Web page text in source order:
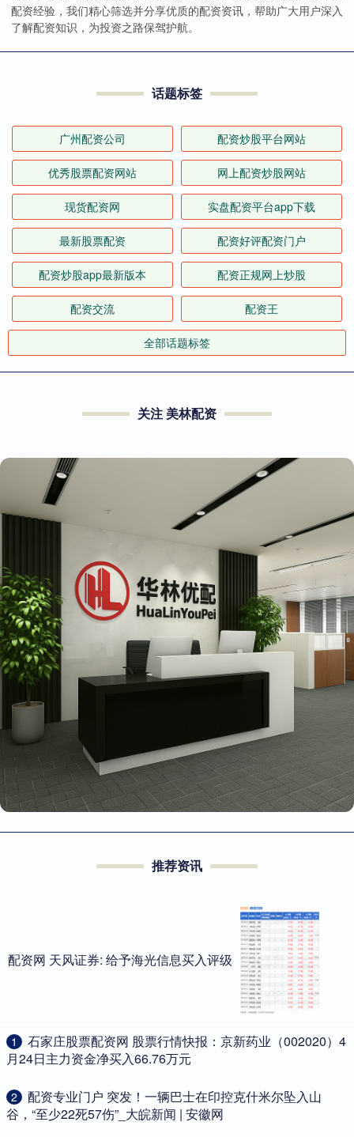
配资经验，我们精心筛选并分享优质的配资资讯，帮助广大用户深入
了解配资知识，为投资之路保驾护航。
话题标签
广州配资公司 配资炒股平台网站
优秀股票配资网站 网上配资炒股网站
现货配资网 实盘配资平台app下载
最新股票配资 配资好评配资门户
配资炒股app最新版本 配资正规网上炒股
配资交流 配资王
全部话题标签
关注 美林配资
推荐资讯
配资网 天风证券: 给予海光信息买入评级
1
​石家庄股票配资网 股票行情快报：京新药业（002020）4
月24日主力资金净买入66.76万元
2
​配资专业门户 突发！一辆巴士在印控克什米尔坠入山
谷，“至少22死57伤”_大皖新闻 | 安徽网